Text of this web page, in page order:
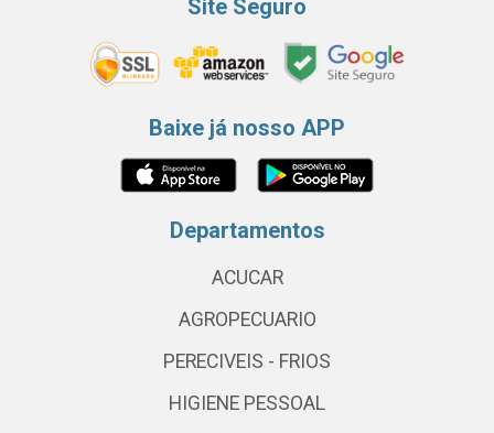
Site Seguro
Baixe já nosso APP
Departamentos
ACUCAR
AGROPECUARIO
PERECIVEIS - FRIOS
HIGIENE PESSOAL